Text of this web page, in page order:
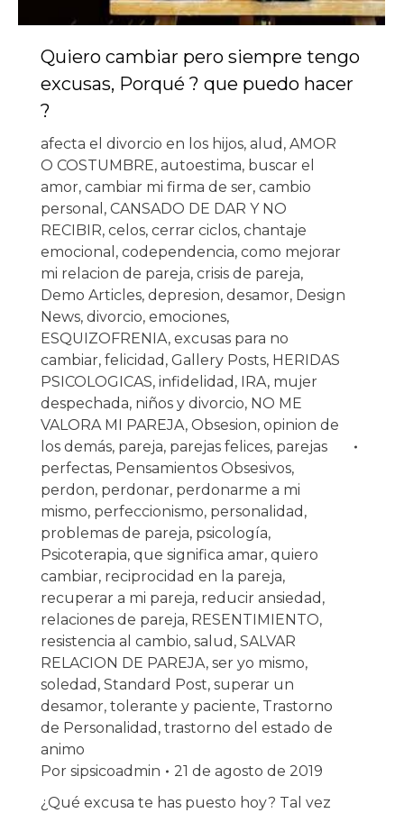
Quiero cambiar pero siempre tengo
excusas, Porqué ? que puedo hacer
?
afecta el divorcio en los hijos, alud , AMOR
O COSTUMBRE, autoestima, buscar el
amor, cambiar mi firma de ser, cambio
personal , CANSADO DE DAR Y NO
RECIBIR, celos, cerrar ciclos, chantaje
emocional , codependencia, como mejorar
mi relacion de pareja, crisis de pareja,
Demo Articles, depresion, desamor, Design
News, divorcio, emociones,
ESQUIZOFRENIA, excusas para no
cambiar, felicidad , Gallery Posts, HERIDAS
PSICOLOGICAS, infidelidad , IRA, mujer
despechada, niños y divorcio, NO ME
VALORA MI PAREJA, Obsesion, opinion de
los demás, pareja, parejas felices, parejas
perfectas, Pensamientos Obsesivos,
perdon, perdonar, perdonarme a mi
mismo, perfeccionismo, personalidad ,
problemas de pareja, psicología,
Psicoterapia, que significa amar, quiero
cambiar, reciprocidad en la pareja,
recuperar a mi pareja, reducir ansiedad ,
relaciones de pareja, RESENTIMIENTO,
resistencia al cambio, salud , SALVAR
RELACION DE PAREJA, ser yo mismo,
soledad , Standard Post, superar un
desamor, tolerante y paciente, Trastorno
de Personalidad , trastorno del estado de
animo
Por sipsicoadmin
21 de agosto de 2019
¿Qué excusa te has puesto hoy? Tal vez